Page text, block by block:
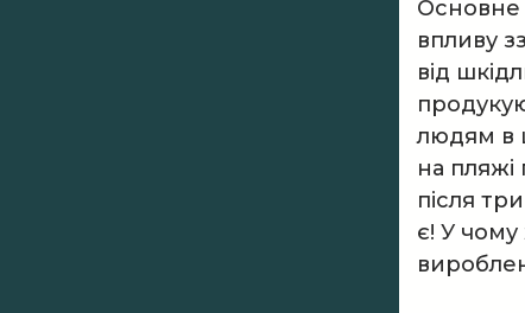
Основне
впливу
від
людям в
на
після
є! У